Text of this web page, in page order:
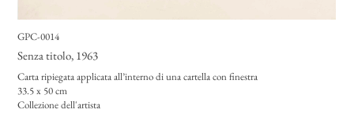
GPC-0014
Senza titolo, 1963
Carta ripiegata applicata all’interno di una cartella con finestra
33.5 x 50 cm
Collezione dell'artista